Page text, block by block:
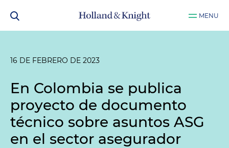
MENU
16 DE FEBRERO DE 2023
En Colombia se publica
proyecto de documento
técnico sobre asuntos ASG
en el sector asegurador